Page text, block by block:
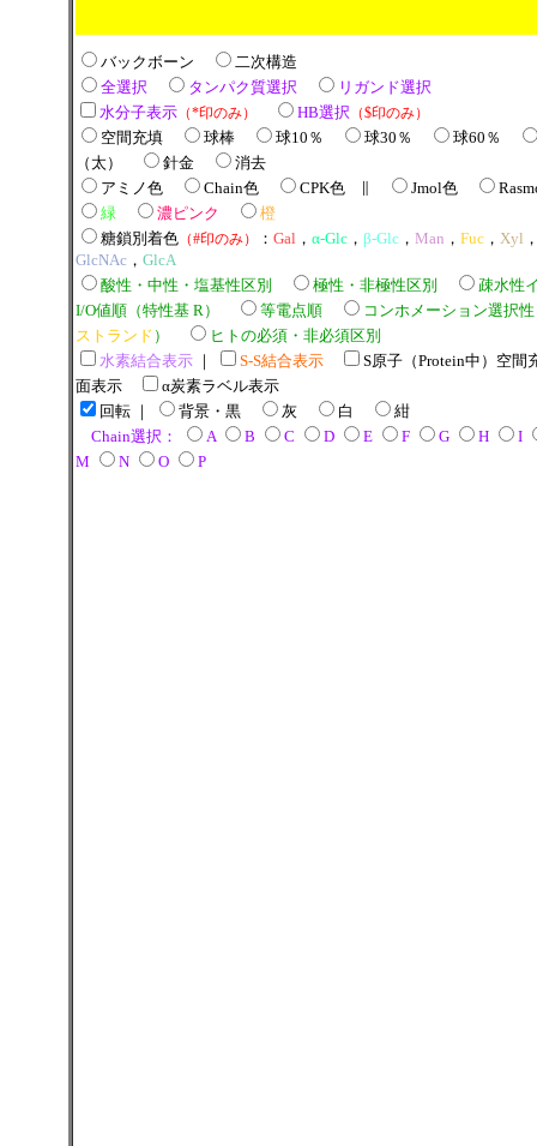
バックボーン
二次構造
全選択
タンパク質選択
リガンド選択
水分子表示（*印のみ） HB選択 （$印のみ）
空間充填 球棒 球10％ 球30％
球60％
（太）
針金
消去
アミノ色
Chain色 CPK色 ∥ Jmol色
緑
濃ピンク
橙
糖鎖別着色（#印のみ） ： Gal ， α-Glc， β-Glc， Man ， Fuc， Xyl
GlcNAc ， GlcA
酸性・中性・塩基性区別
極性・非極性区別
疎水性
I/O値順（特性基 R）
等電点順
コンホメーション選択
ストランド ）
ヒトの必須・非必須区別
水素結合表示｜ S-S結合表示
S原子（Protein中）空間
面表示
α炭素ラベル表示
回転｜ 背景・黒 灰 白
紺
Chain選択：
A B C D E F G H
I
M
N O P